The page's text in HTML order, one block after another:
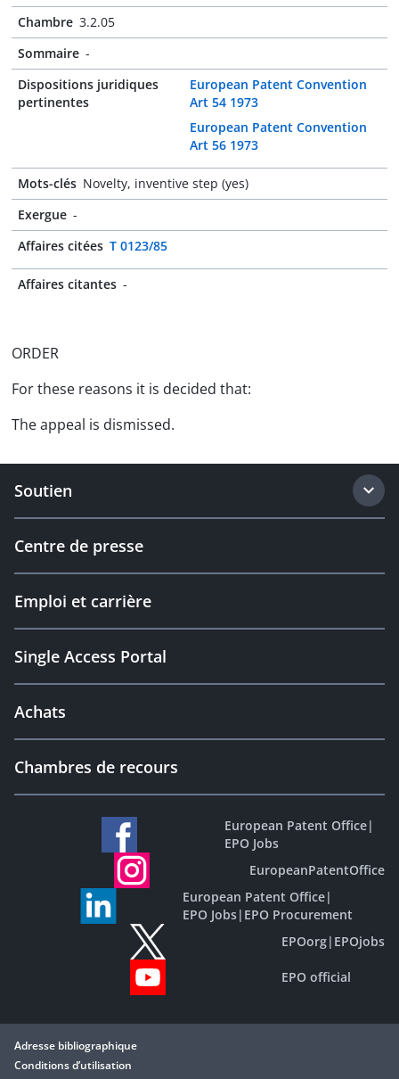
Chambre 3.2.05
Sommaire -
Dispositions juridiques
pertinentes
European Patent Convention
Art 54 1973
European Patent Convention
Art 56 1973
Mots-clés Novelty, inventive step (yes)
Exergue -
Affaires citées T 0123/85
Affaires citantes -
ORDER
For these reasons it is decided that:
The appeal is dismissed.
Soutien
Centre de presse
Emploi et carrière
Single Access Portal
Achats
Chambres de recours
European Patent Office|
EPO Jobs
EuropeanPatentOffice
European Patent Office|
EPO Jobs| EPO Procurement
EPOorg| EPOjobs
EPO official
Adresse bibliographique
Conditions d’utilisation